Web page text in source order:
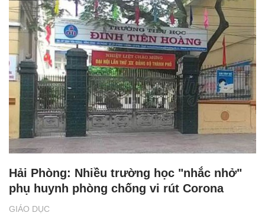
GIÁO DỤC
Hải Phòng: Nhiều trường học "nhắc nhở"
phụ huynh phòng chống vi rút Corona